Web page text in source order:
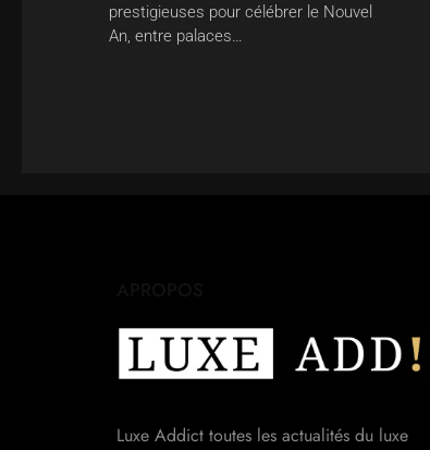
prestigieuses pour célébrer le Nouvel
An, entre palaces…
Luxe Addict toutes les actualités du luxe